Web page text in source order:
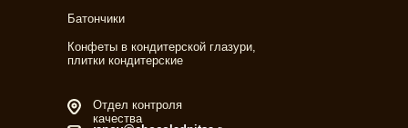
Батончики
Конфеты в кондитерской глазури,
плитки кондитерские
Отдел контроля
качества